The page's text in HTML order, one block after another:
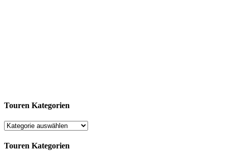
Touren Kategorien
Touren Kategorien